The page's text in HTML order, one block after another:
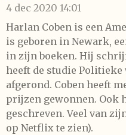
4 dec 2020 14:01
Harlan Coben is een
is geboren in Newark,
in zijn boeken. Hij
heeft de studie Politieke
afgerond. Coben heeft
prijzen gewonnen. Ook
geschreven. Veel van
op Netflix te zien).